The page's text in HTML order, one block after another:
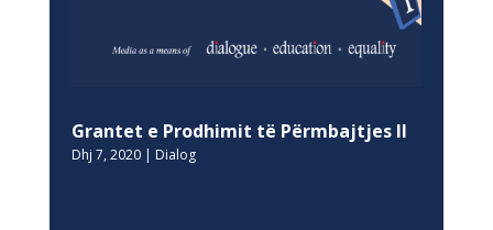
Grantet e Prodhimit të Përmbajtjes II
Dhj 7, 2020| Dialog